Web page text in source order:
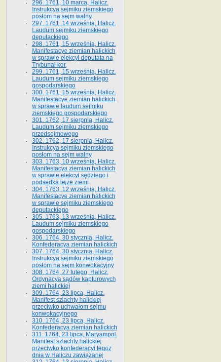
296. 1761, 10 marca, Halicz.
Instrukcya sejmiku ziemskiego
posłom na sejm walny
297. 1761, 14 września, Halicz.
Laudum sejmiku ziemskiego
deputackiego
298. 1761, 15 września, Halicz.
Manifestacye ziemian halickich
w sprawie elekcyi deputata na
Trybunał kor.
299. 1761, 15 września, Halicz.
Laudum sejmiku ziemskiego
gospodarskiego
300. 1761, 15 września, Halicz.
Manifestacye ziemian halickich
w sprawie laudum sejmiku
ziemskiego gospodarskiego
301. 1762, 17 sierpnia, Halicz.
Laudum sejmiku ziemskiego
przedsejmowego
302. 1762, 17 sierpnia, Halicz.
Instrukcya sejmiku ziemskiego
posłom na sejm walny
303. 1763, 10 września, Halicz.
Manifestacya ziemian halickich
w sprawie elekcyi sędziego i
podsędka tejże ziemi
304. 1763, 12 września, Halicz.
Manifestacye ziemian halickich
w sprawie sejmiku ziemskiego
deputackiego
305. 1763, 13 września, Halicz.
Laudum sejmiku ziemskiego
gospodarskiego
306. 1764, 30 stycznia, Halicz.
Konfederacya ziemian halickich
307. 1764, 30 stycznia, Halicz.
Instrukcya sejmiku ziemskiego
posłom na sejm konwokacyjny
308. 1764, 27 lutego, Halicz.
Ordynacya sądów kapturowych
ziemi halickiej
309. 1764, 23 lipca, Halicz.
Manifest szlachty halickiej
przeciwko uchwałom sejmu
konwokacyjnego
310. 1764, 23 lipca, Halicz.
Konfederacya ziemian halickich
311. 1764, 23 lipca, Maryampol.
Manifest szlachty halickiej
przeciwko konfederacyi tegoż
dnia w Haliczu zawiązanej